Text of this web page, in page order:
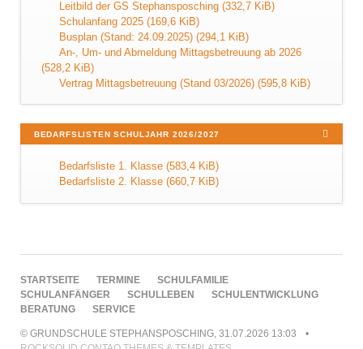
Leitbild der GS Stephansposching (332,7 KiB)
Schulanfang 2025 (169,6 KiB)
Busplan (Stand: 24.09.2025) (294,1 KiB)
An-, Um- und Abmeldung Mittagsbetreuung ab 2026
(528,2 KiB)
Vertrag Mittagsbetreuung (Stand 03/2026) (595,8 KiB)
BEDARFSLISTEN SCHULJAHR 2026/2027
Bedarfsliste 1. Klasse (583,4 KiB)
Bedarfsliste 2. Klasse (660,7 KiB)
NAVIGATION
ÜBERSPRINGEN
STARTSEITE TERMINE
SCHULFAMILIE
SCHULANFÄNGER
SCHULLEBEN
SCHULENTWICKLUNG
BERATUNG
SERVICE
© GRUNDSCHULE STEPHANSPOSCHING, 31.07.2026 13:03